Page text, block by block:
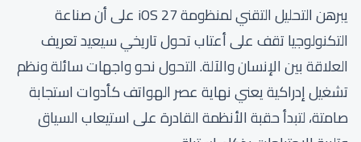
يبرهن التحليل التقني لمنظومة iOS 27 على أن صناعة
التكنولوجيا تقف على أعتاب تحول تاريخي سيعيد تعريف
العلاقة بين الإنسان والآلة. التحول نحو واجهات سائلة ونظم
تشغيل إدراكية يعني نهاية عصر الهواتف كأدوات استجابة
صامتة، لتبدأ حقبة الأنظمة القادرة على استيعاب السياق